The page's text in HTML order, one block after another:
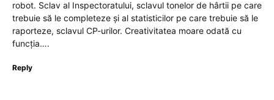
robot. Sclav al Inspectoratului, sclavul tonelor de hârtii pe care
trebuie să le completeze și al statisticilor pe care trebuie să le
raporteze, sclavul CP-urilor. Creativitatea moare odată cu
funcția….
Reply